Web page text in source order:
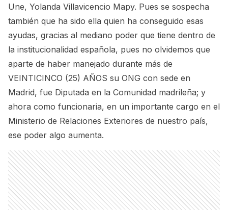
Une, Yolanda Villavicencio Mapy. Pues se sospecha
también que ha sido ella quien ha conseguido esas
ayudas, gracias al mediano poder que tiene dentro de
la institucionalidad española, pues no olvidemos que
aparte de haber manejado durante más de
VEINTICINCO (25) AÑOS su ONG con sede en
Madrid, fue Diputada en la Comunidad madrileña; y
ahora como funcionaria, en un importante cargo en el
Ministerio de Relaciones Exteriores de nuestro país,
ese poder algo aumenta.